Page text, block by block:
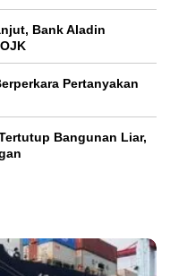
Bank Aladin
Pertanyakan
Bangunan Liar,